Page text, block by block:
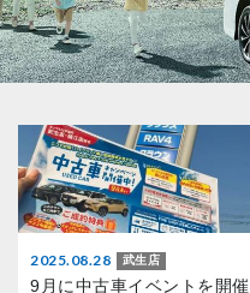
2025.08.28 武生店
9月に中古車イベントを開催